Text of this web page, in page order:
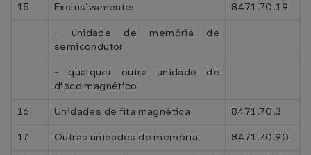
15 Exclusivamente:
8471.70.19
- unidade de memória de
semicondutor
- qualquer outra unidade de
disco magnético
16
Unidades de fita magnética
8471.70.3
17
Outras unidades de memória
8471.70.90